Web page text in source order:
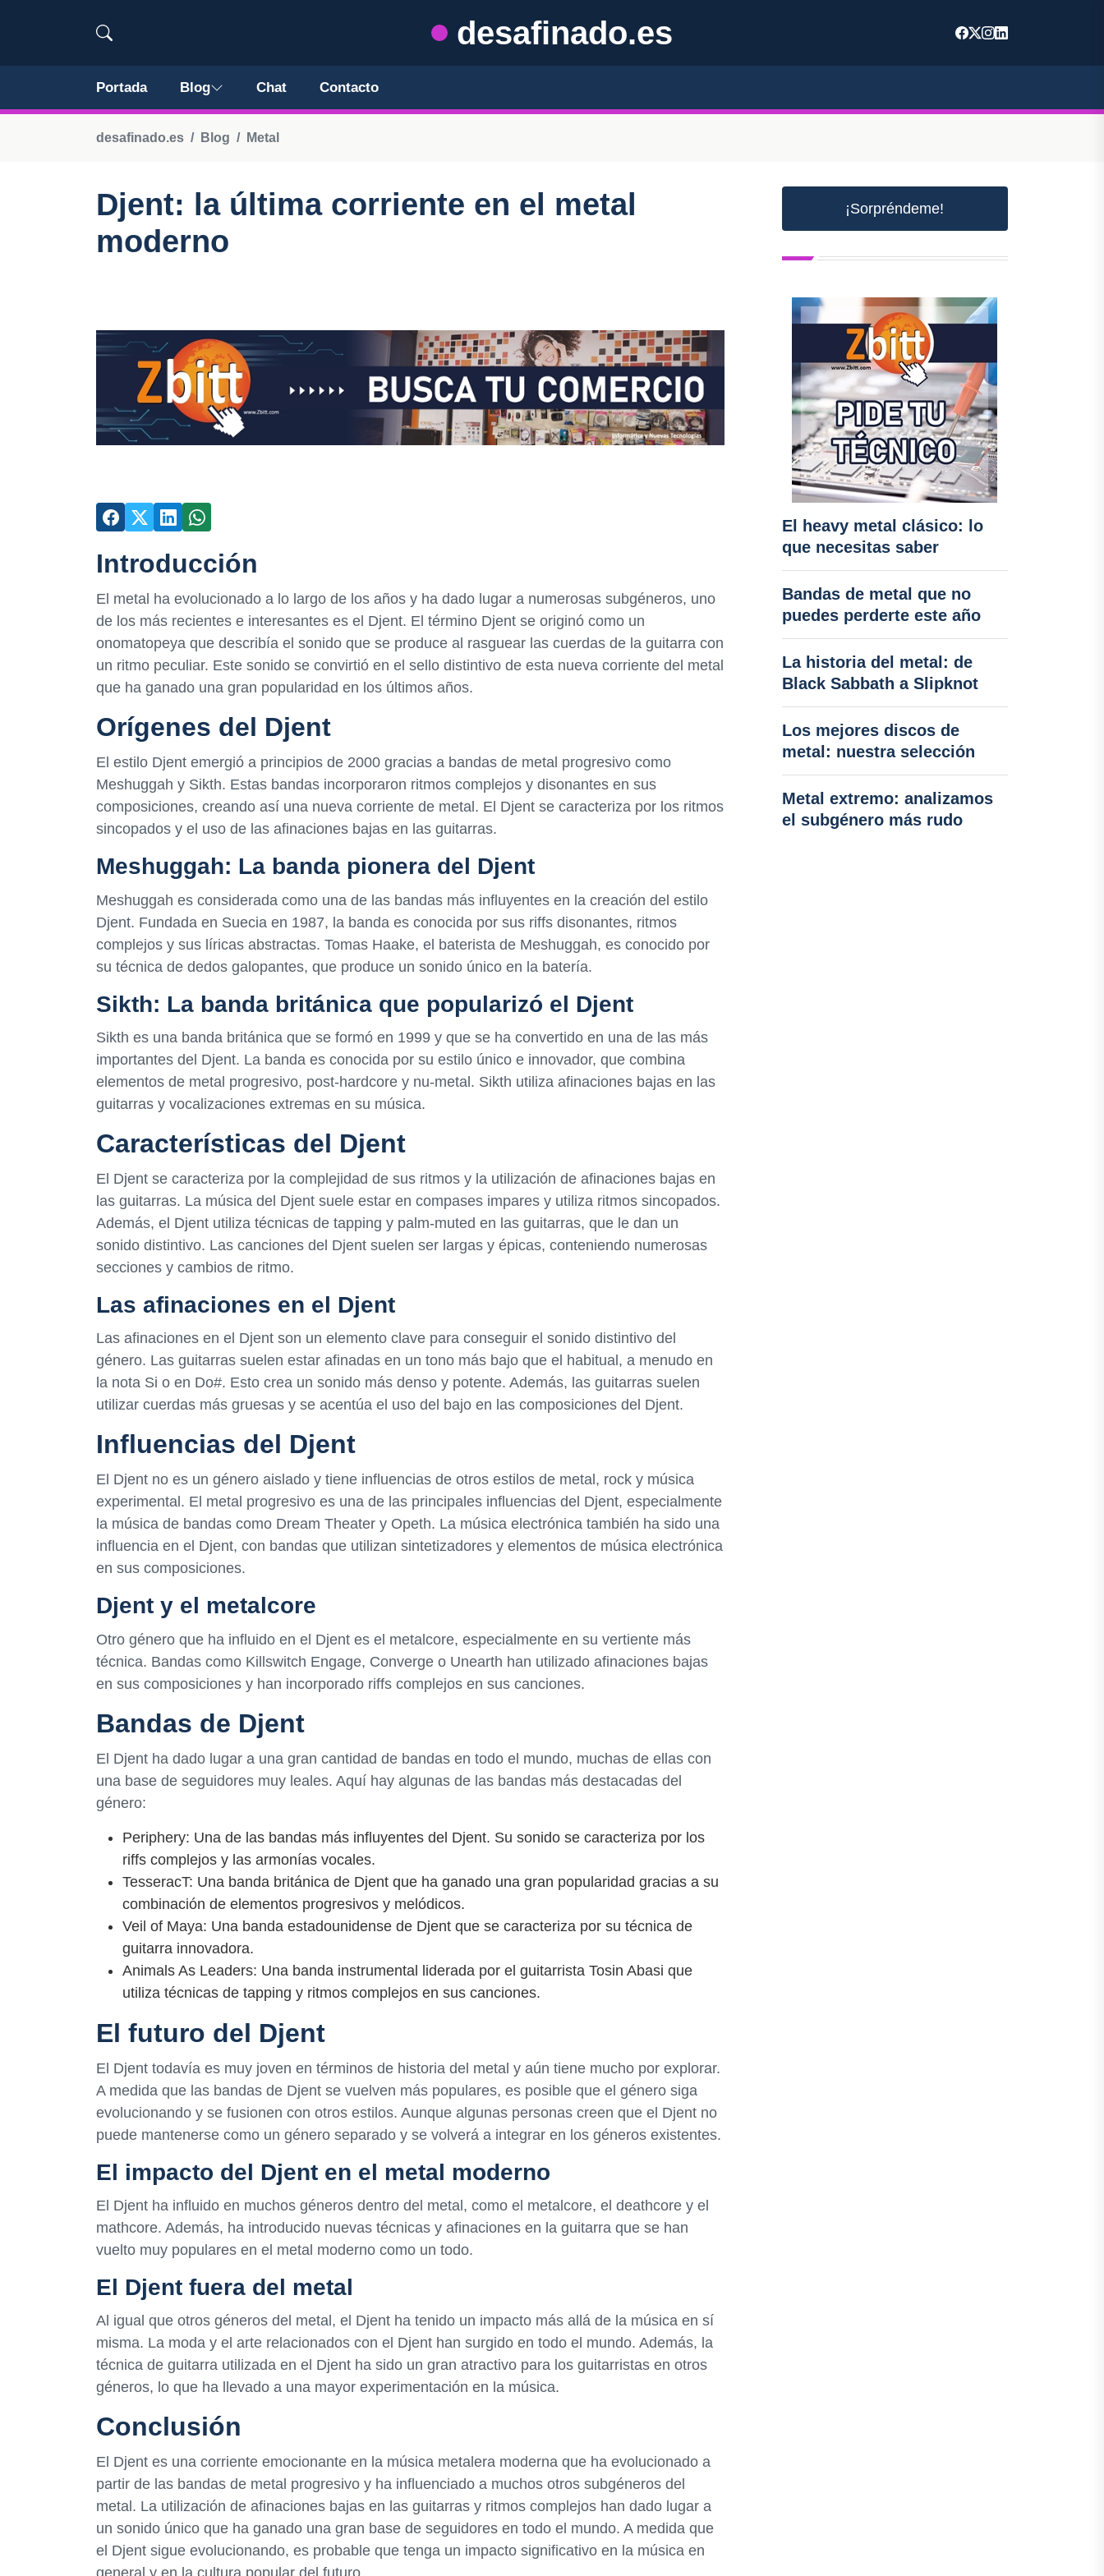
desafinado.es
Portada Blog Chat Contacto
desafinado.es Blog Metal
Djent: la última corriente en el metal
moderno
Introducción
El metal ha evolucionado a lo largo de los años y ha dado lugar a numerosas subgéneros, uno
de los más recientes e interesantes es el Djent. El término Djent se originó como un
onomatopeya que describía el sonido que se produce al rasguear las cuerdas de la guitarra con
un ritmo peculiar. Este sonido se convirtió en el sello distintivo de esta nueva corriente del metal
que ha ganado una gran popularidad en los últimos años.
Orígenes del Djent
El estilo Djent emergió a principios de 2000 gracias a bandas de metal progresivo como
Meshuggah y Sikth. Estas bandas incorporaron ritmos complejos y disonantes en sus
composiciones, creando así una nueva corriente de metal. El Djent se caracteriza por los ritmos
sincopados y el uso de las afinaciones bajas en las guitarras.
Meshuggah: La banda pionera del Djent
Meshuggah es considerada como una de las bandas más influyentes en la creación del estilo
Djent. Fundada en Suecia en 1987, la banda es conocida por sus riffs disonantes, ritmos
complejos y sus líricas abstractas. Tomas Haake, el baterista de Meshuggah, es conocido por
su técnica de dedos galopantes, que produce un sonido único en la batería.
Sikth: La banda británica que popularizó el Djent
Sikth es una banda británica que se formó en 1999 y que se ha convertido en una de las más
importantes del Djent. La banda es conocida por su estilo único e innovador, que combina
elementos de metal progresivo, post-hardcore y nu-metal. Sikth utiliza afinaciones bajas en las
guitarras y vocalizaciones extremas en su música.
Características del Djent
El Djent se caracteriza por la complejidad de sus ritmos y la utilización de afinaciones bajas en
las guitarras. La música del Djent suele estar en compases impares y utiliza ritmos sincopados.
Además, el Djent utiliza técnicas de tapping y palm-muted en las guitarras, que le dan un
sonido distintivo. Las canciones del Djent suelen ser largas y épicas, conteniendo numerosas
secciones y cambios de ritmo.
Las afinaciones en el Djent
Las afinaciones en el Djent son un elemento clave para conseguir el sonido distintivo del
género. Las guitarras suelen estar afinadas en un tono más bajo que el habitual, a menudo en
la nota Si o en Do#. Esto crea un sonido más denso y potente. Además, las guitarras suelen
utilizar cuerdas más gruesas y se acentúa el uso del bajo en las composiciones del Djent.
Influencias del Djent
El Djent no es un género aislado y tiene influencias de otros estilos de metal, rock y música
experimental. El metal progresivo es una de las principales influencias del Djent, especialmente
la música de bandas como Dream Theater y Opeth. La música electrónica también ha sido una
influencia en el Djent, con bandas que utilizan sintetizadores y elementos de música electrónica
en sus composiciones.
Djent y el metalcore
Otro género que ha influido en el Djent es el metalcore, especialmente en su vertiente más
técnica. Bandas como Killswitch Engage, Converge o Unearth han utilizado afinaciones bajas
en sus composiciones y han incorporado riffs complejos en sus canciones.
Bandas de Djent
El Djent ha dado lugar a una gran cantidad de bandas en todo el mundo, muchas de ellas con
una base de seguidores muy leales. Aquí hay algunas de las bandas más destacadas del
género:
Periphery: Una de las bandas más influyentes del Djent. Su sonido se caracteriza por los
riffs complejos y las armonías vocales.
TesseracT: Una banda británica de Djent que ha ganado una gran popularidad gracias a su
combinación de elementos progresivos y melódicos.
Veil of Maya: Una banda estadounidense de Djent que se caracteriza por su técnica de
guitarra innovadora.
Animals As Leaders: Una banda instrumental liderada por el guitarrista Tosin Abasi que
utiliza técnicas de tapping y ritmos complejos en sus canciones.
El futuro del Djent
El Djent todavía es muy joven en términos de historia del metal y aún tiene mucho por explorar.
A medida que las bandas de Djent se vuelven más populares, es posible que el género siga
evolucionando y se fusionen con otros estilos. Aunque algunas personas creen que el Djent no
puede mantenerse como un género separado y se volverá a integrar en los géneros existentes.
El impacto del Djent en el metal moderno
El Djent ha influido en muchos géneros dentro del metal, como el metalcore, el deathcore y el
mathcore. Además, ha introducido nuevas técnicas y afinaciones en la guitarra que se han
vuelto muy populares en el metal moderno como un todo.
El Djent fuera del metal
Al igual que otros géneros del metal, el Djent ha tenido un impacto más allá de la música en sí
misma. La moda y el arte relacionados con el Djent han surgido en todo el mundo. Además, la
técnica de guitarra utilizada en el Djent ha sido un gran atractivo para los guitarristas en otros
géneros, lo que ha llevado a una mayor experimentación en la música.
Conclusión
El Djent es una corriente emocionante en la música metalera moderna que ha evolucionado a
partir de las bandas de metal progresivo y ha influenciado a muchos otros subgéneros del
metal. La utilización de afinaciones bajas en las guitarras y ritmos complejos han dado lugar a
un sonido único que ha ganado una gran base de seguidores en todo el mundo. A medida que
el Djent sigue evolucionando, es probable que tenga un impacto significativo en la música en
¡Sorpréndeme!
El heavy metal clásico: lo
que necesitas saber
Bandas de metal que no
puedes perderte este año
La historia del metal: de
Black Sabbath a Slipknot
Los mejores discos de
metal: nuestra selección
Metal extremo: analizamos
el subgénero más rudo